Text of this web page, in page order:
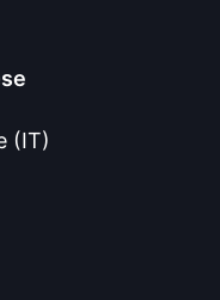
(IT)